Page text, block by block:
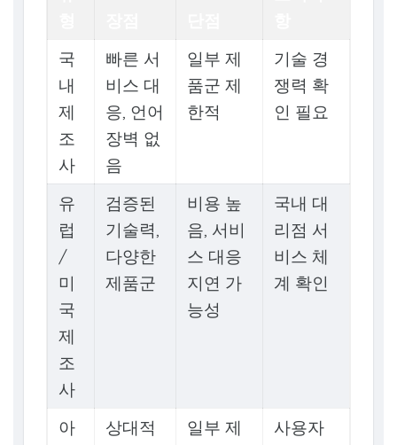
국
내
제
조
사
빠른 서
비스 대
응, 언어
장벽 없
음
일부 제
품군 제
한적
기술 경
쟁력 확
인 필요
유
럽
/
미
국
제
조
사
검증된
기술력,
다양한
제품군
비용 높
음, 서비
스 대응
지연 가
능성
국내 대
리점 서
비스 체
계 확인
아
상대적
일부 제
사용자